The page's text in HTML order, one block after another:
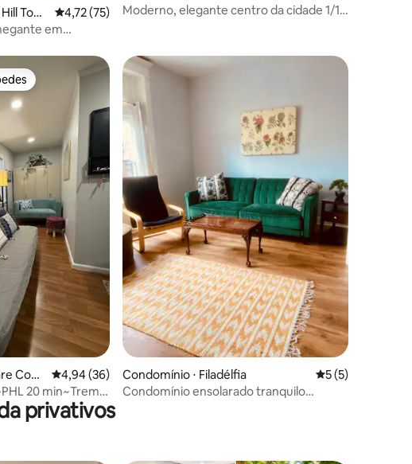
avaliações
Tow
4,72 de uma avaliação média de 5, 75 avaliações
4,72 (75)
em
Moderno, elegante centro da cidade 1/1
avaliações
dos hóspedes
Coun
4,94 de uma avaliação média de 5, 36 avaliações
4,94 (36)
20 min~Trem a
Condomínio ⋅ Filadélfia 5 de uma
5 (5)
Condomínio ensolarado tranquilo
privativos